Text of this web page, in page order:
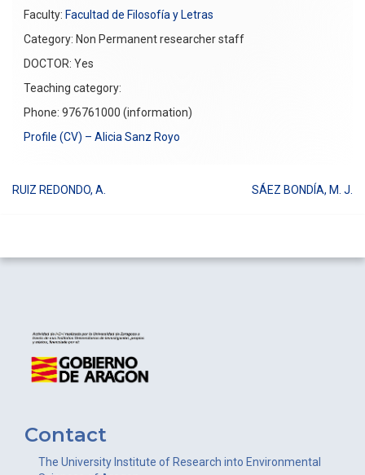
Faculty: Facultad de Filosofía y Letras
Category: Non Permanent researcher staff
DOCTOR: Yes
Teaching category:
Phone: 976761000 (information)
Profile (CV) – Alicia Sanz Royo
RUIZ REDONDO, A. SÁEZ BONDÍA, M. J.
Contact
The University Institute of Research into Environmental